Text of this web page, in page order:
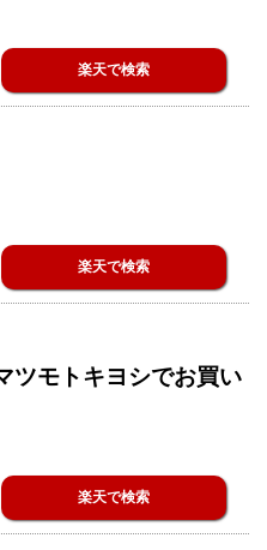
楽天で検索
楽天で検索
ツモトキヨシでお買い
楽天で検索